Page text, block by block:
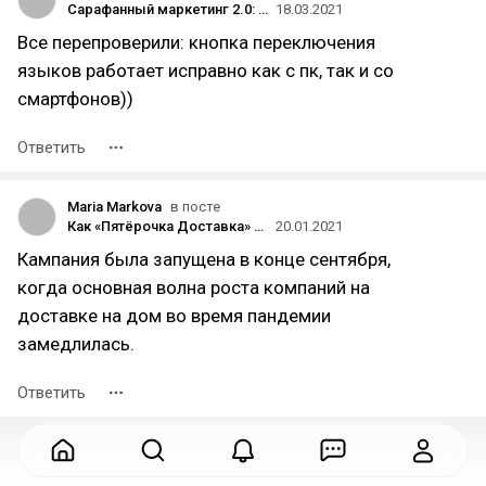
Сарафанный маркетинг 2.0: почему он важен и как его используют бренды? На примере кейсов ivi и AliExpress​ 18.03.2021
Все перепроверили: кнопка переключения
языков работает исправно как с пк, так и со
смартфонов))
Ответить
Maria Markova в посте
Как «Пятёрочка Доставка» использовала крауд-маркетинг
20.01.2021
Кампания была запущена в конце сентября,
когда основная волна роста компаний на
доставке на дом во время пандемии
замедлилась.
Ответить